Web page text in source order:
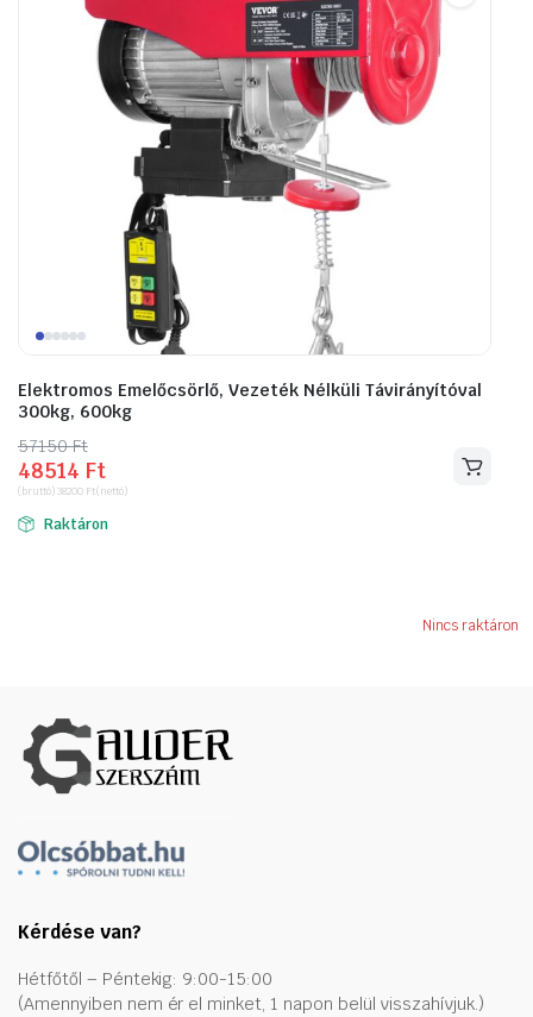
Elektromos Emelőcsörlő, Vezeték Nélküli Távirányítóval
300kg, 600kg
57150Ft
Original
price
was:
57150 Ft.
48514 Ft
Current
price
is:
48514 Ft.
(bruttó)38200 Ft(nettó)
Raktáron
Nincs raktáron
Kérdése van?
Hétfőtől – Péntekig: 9:00-15:00
(Amennyiben nem ér el minket, 1 napon belül visszahívjuk.)